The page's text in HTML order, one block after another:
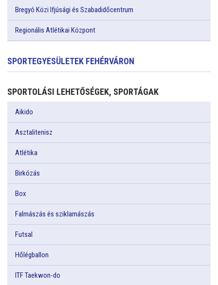
Bregyó Közi Ifjúsági és Szabadidőcentrum
Regionális Atlétikai Központ
SPORTEGYESÜLETEK FEHÉRVÁRON
SPORTOLÁSI LEHETŐSÉGEK, SPORTÁGAK
Aikido
Asztalitenisz
Atlétika
Birkózás
Box
Falmászás és sziklamászás
Futsal
Hőlégballon
ITF Taekwon-do